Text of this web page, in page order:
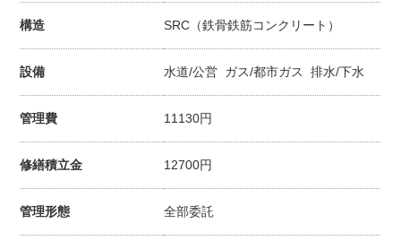
構造 SRC（鉄骨鉄筋コンクリート）
設備 水道/公営 ガス/都市ガス 排水/下水
管理費 11130円
修繕積立金 12700円
管理形態 全部委託